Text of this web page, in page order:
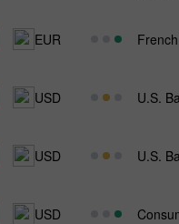
EUR
USD U.S.
USD U.S.
USD